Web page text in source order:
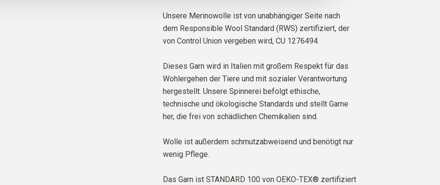
Unsere Merinowolle ist von unabhängiger Seite nach
dem Responsible Wool Standard (RWS) zertifiziert, der
von Control Union vergeben wird, CU 1276494.
Dieses Garn wird in Italien mit großem Respekt für das
Wohlergehen der Tiere und mit sozialer Verantwortung
hergestellt. Unsere Spinnerei befolgt ethische,
technische und ökologische Standards und stellt Garne
her, die frei von schädlichen Chemikalien sind.
Wolle ist außerdem schmutzabweisend und benötigt nur
wenig Pflege.
Das Garn ist STANDARD 100 von OEKO-TEX® zertifiziert